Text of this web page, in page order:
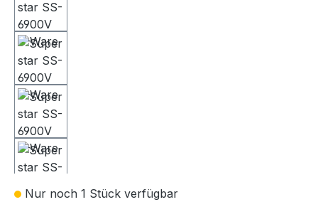
Nur noch 1 Stück verfügbar